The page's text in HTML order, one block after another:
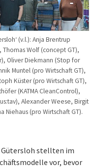
(v.l.): Anja Brentrup
Wolf (concept GT),
Oliver Diekmann (Stop for
Muntel (pro Wirtschaft GT),
Küster (pro Wirtschaft GT),
(KATMA CleanControl),
Alexander Weese, Birgit
Niehaus (pro Wirtschaft GT).
Gütersloh stellten im
vor, bevor